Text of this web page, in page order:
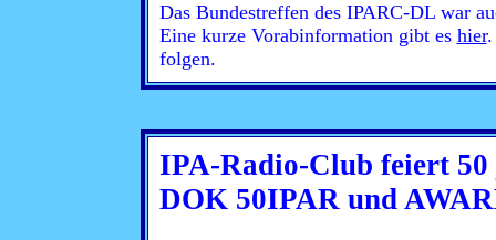
Das Bundestreffen des IPARC-DL war
Eine kurze Vorabinformation gibt es hier.
folgen.
IPA-Radio-Club feiert
DOK 50IPAR und